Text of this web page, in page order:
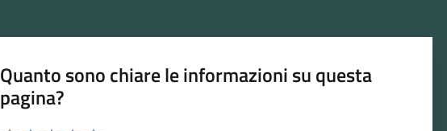
Quanto sono chiare le informazioni su questa
pagina?